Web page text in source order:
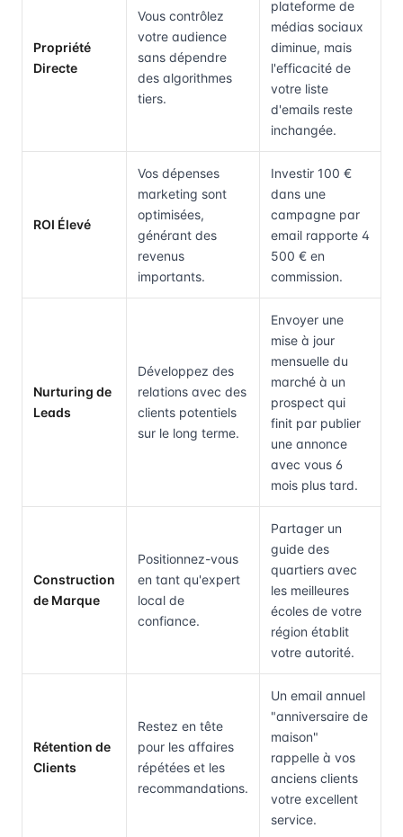
Propriété
Directe
Vous contrôlez
votre audience
sans dépendre
des algorithmes
tiers.
plateforme de
médias sociaux
diminue, mais
l'efficacité de
votre liste
d'emails reste
inchangée.
ROI Élevé
Vos dépenses
marketing sont
optimisées,
générant des
revenus
importants.
Investir 100 €
dans une
campagne par
email rapporte 4
500 € en
commission.
Nurturing de
Leads
Développez des
relations avec des
clients potentiels
sur le long terme.
Envoyer une
mise à jour
mensuelle du
marché à un
prospect qui
finit par publier
une annonce
avec vous 6
mois plus tard.
Construction
de Marque
Positionnez-vous
en tant qu'expert
local de
confiance.
Partager un
guide des
quartiers avec
les meilleures
écoles de votre
région établit
votre autorité.
Rétention de
Clients
Restez en tête
pour les affaires
répétées et les
recommandations.
Un email annuel
"anniversaire de
maison"
rappelle à vos
anciens clients
votre excellent
service.